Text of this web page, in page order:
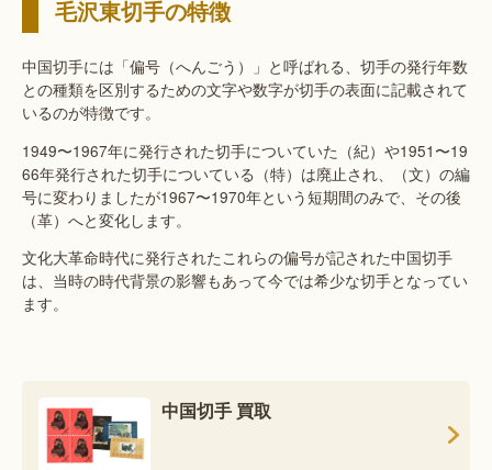
毛沢東切手の特徴
中国切手には「偏号（へんごう）」と呼ばれる、切手の発行年数
との種類を区別するための文字や数字が切手の表面に記載されて
いるのが特徴です。
1949〜1967年に発行された切手についていた（紀）や1951〜19
66年発行された切手についている（特）は廃止され、（文）の編
号に変わりましたが1967〜1970年という短期間のみで、その後
（革）へと変化します。
文化大革命時代に発行されたこれらの偏号が記された中国切手
は、当時の時代背景の影響もあって今では希少な切手となってい
ます。
中国切手 買取